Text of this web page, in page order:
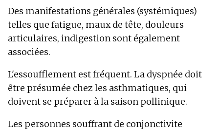
Des manifestations générales (systémiques)
telles que fatigue, maux de tête, douleurs
articulaires, indigestion sont également
associées.
L'essoufflement est fréquent. La dyspnée doit
être présumée chez les asthmatiques, qui
doivent se préparer à la saison pollinique.
Les personnes souffrant de conjonctivite